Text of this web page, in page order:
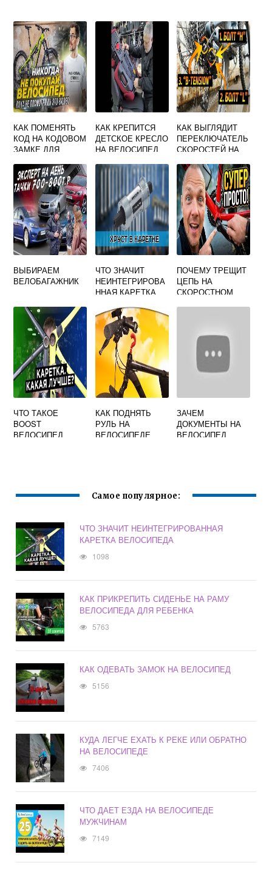
КАК ПОМЕНЯТЬ
КОД НА КОДОВОМ
ЗАМКЕ ДЛЯ
КАК КРЕПИТСЯ
ДЕТСКОЕ КРЕСЛО
НА ВЕЛОСИПЕД
КАК ВЫГЛЯДИТ
ПЕРЕКЛЮЧАТЕЛЬ
СКОРОСТЕЙ НА
ЗАДНЕГО КОЛЕСА
ВЫБИРАЕМ
ВЕЛОБАГАЖНИК
ЧТО ЗНАЧИТ
НЕИНТЕГРИРОВА
ННАЯ КАРЕТКА
ПОЧЕМУ ТРЕЩИТ
ЦЕПЬ НА
СКОРОСТНОМ
ЧТО ТАКОЕ
BOOST
ВЕЛОСИПЕД
КАК ПОДНЯТЬ
РУЛЬ НА
ВЕЛОСИПЕДЕ
ЗАЧЕМ
ДОКУМЕНТЫ НА
ВЕЛОСИПЕД
Самое популярное:
ЧТО ЗНАЧИТ НЕИНТЕГРИРОВАННАЯ
КАРЕТКА ВЕЛОСИПЕДА
1098
КАК ПРИКРЕПИТЬ СИДЕНЬЕ НА РАМУ
ВЕЛОСИПЕДА ДЛЯ РЕБЕНКА
5763
КАК ОДЕВАТЬ ЗАМОК НА ВЕЛОСИПЕД
5156
КУДА ЛЕГЧЕ ЕХАТЬ К РЕКЕ ИЛИ ОБРАТНО
НА ВЕЛОСИПЕДЕ
7406
ЧТО ДАЕТ ЕЗДА НА ВЕЛОСИПЕДЕ
МУЖЧИНАМ
7149